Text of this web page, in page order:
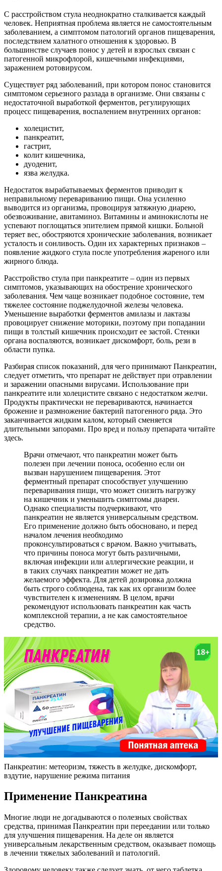
С расстройством стула неоднократно сталкивается каждый
человек. Неприятная проблема является не самостоятельным
заболеванием, а симптомом патологий органов пищеварения,
последствием халатного отношения к здоровью. В
большинстве случаев понос у детей и взрослых связан с
патогенной микрофлорой, кишечными инфекциями,
заражением ротовирусом.
Существует ряд заболеваний, при котором понос становится
симптомом серьезного разлада в организме. Они связаны с
недостаточной выработкой ферментов, регулирующих
процесс пищеварения, воспалением внутренних органов:
холецистит,
панкреатит,
гастрит,
колит кишечника,
дуоденит,
язва желудка.
Недостаток вырабатываемых ферментов приводит к
неправильному перевариванию пищи. Она усиленно
выводится из организма, провоцируя затяжную диарею,
обезвоживание, авитаминоз. Витамины и аминокислоты не
успевают поглощаться эпителием прямой кишки. Больной
теряет вес, обостряются хронические заболевания, возникает
усталость и сонливость. Один их характерных признаков –
появление жидкого стула после употребления жареного или
жирного блюда.
Расстройство стула при панкреатите – один из первых
симптомов, указывающих на обострение хронического
заболевания. Чем чаще возникает подобное состояние, тем
тяжелее состояние поджелудочной железы человека.
Уменьшение выработки ферментов амилазы и лактазы
провоцирует снижение моторики, поэтому при попадании
пищи в толстый кишечник происходит ее застой. Стенки
органа воспаляются, возникает дискомфорт, боль, рези в
области пупка.
Разбирая список показаний, для чего принимают Панкреатин,
следует отметить, что препарат не действует при отравлении
и заражении опасными вирусами. Использование при
панкреатите или холецистите связано с недостатком желчи.
Продукты практически не перевариваются, начинается
брожение и размножение бактерий патогенного ряда. Это
заканчивается жидким калом, который сменяется
длительными запорами. Про вред и пользу препарата читайте
здесь.
Врачи отмечают, что панкреатин может быть
полезен при лечении поноса, особенно если он
вызван нарушением пищеварения. Этот
ферментный препарат способствует улучшению
переваривания пищи, что может снизить нагрузку
на кишечник и уменьшить симптомы диареи.
Однако специалисты подчеркивают, что
панкреатин не является универсальным средством.
Его применение должно быть обосновано, и перед
началом лечения необходимо
проконсультироваться с врачом. Важно учитывать,
что причины поноса могут быть различными,
включая инфекции или аллергические реакции, и
в таких случаях панкреатин может не дать
желаемого эффекта. Для детей дозировка должна
быть строго соблюдена, так как их организм более
чувствителен к изменениям. В целом, врачи
рекомендуют использовать панкреатин как часть
комплексной терапии, а не как самостоятельное
средство.
Панкреатин: метеоризм, тяжесть в желудке, дискомфорт,
вздутие, нарушение режима питания
Применение Панкреатина
Многие люди не догадываются о полезных свойствах
средства, принимая Панкреатин при переедании или только
для улучшения пищеварения. На деле он является
универсальным лекарственным средством, оказывает помощь
в лечении тяжелых заболеваний и патологий.